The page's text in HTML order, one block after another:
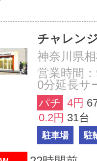
チャレン
神奈川県
営業時間
0分延長サ
パチ 4円
0.2円 31台
駐車場 駐